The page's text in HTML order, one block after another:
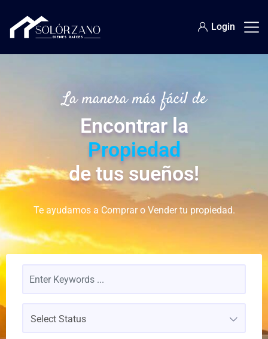
Login
La manera más fácil de
Encontrar la
Propiedad
de tus sueños!
Te ayudamos a Comprar o Vender tu propiedad.
Select Status